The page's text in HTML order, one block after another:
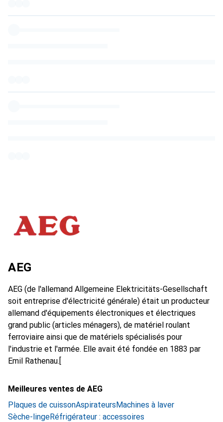
AEG
AEG (de l'allemand Allgemeine Elektricitäts-Gesellschaft
soit entreprise d'électricité générale) était un producteur
allemand d'équipements électroniques et électriques
grand public (articles ménagers), de matériel roulant
ferroviaire ainsi que de matériels spécialisés pour
l'industrie et l'armée. Elle avait été fondée en 1883 par
Emil Rathenau.[
Meilleures ventes de AEG
Plaques de cuissonAspirateursMachines à laver
Sèche-lingeRéfrigérateur : accessoires